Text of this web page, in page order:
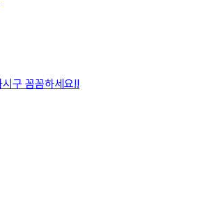
구 꼼꼼하세요!!